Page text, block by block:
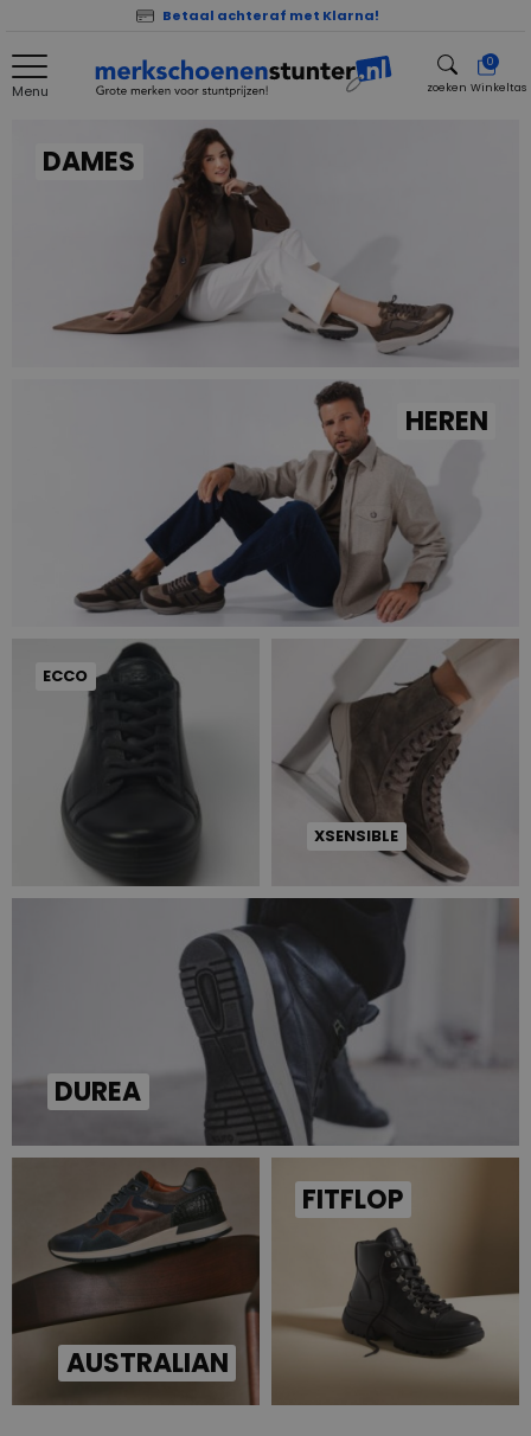
Betaal achteraf met Klarna!
Menu zoeken
0
Winkeltas
DAMES
HEREN
ECCO
XSENSIBLE
DUREA
AUSTRALIAN
FITFLOP